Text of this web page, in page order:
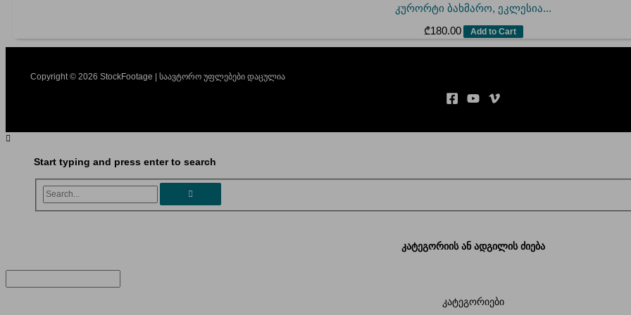
კურორტი ბახმარო, ეკლესია...
₾180.00 Add to Cart
Copyright © 2026 StockFootage | საავტორო უფლებები დაცულია
Start typing and press enter to search
Search...
კატეგორიის ან ადგილის ძიება
კატეგორიები